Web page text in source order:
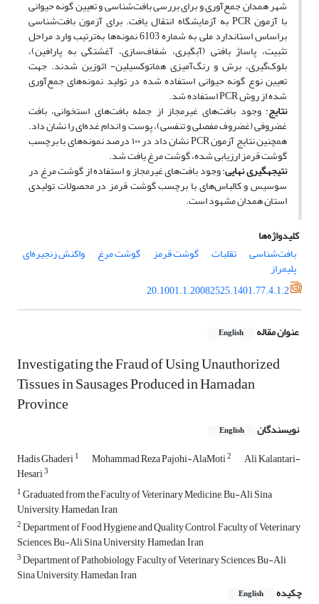
شهر همدان جمع‌آوری و برای بررسی بافت‌شناسی و تعیین گونه حیوانی
با آزمون PCR به آزمایشگاه انتقال یافت. برای آزمون بافت‌شناسی
براساس استاندارد ملی به شماره 6103 نمونه‌ها به‌ترتیب وارد مراحل
تثبیت، پاساژ بافتی (آبگیری، شفاف‌سازی، آغشتگی به پارافین)،
بلوک‌گیری، برش و رنگ‌آمیزی هماتوکسیلین- ائوزین شدند. جهت
تعیین نوع گونه حیوانی استفاده شده در تولید نمونه‌های جمع‌آوری
شده از روش PCR استفاده شد.
نتایج: وجود بافت‌های غیرمجاز از جمله بافت‌های استخوانی، بافت
غضروفی (غضروف مفصلی و تنفسی)، پوست و اندام غده‌ای را نشان داد.
همچنین نتایج آزمون PCR نشان داد در ۱۰۰ درصد نمونه‌های با برچسب
گوشت قرمز ارزیابی شده، گوشت مرغ یافت شد.
نتیجه­گیری نهایی: وجود بافت‌های غیرمجاز و استفاده از گوشت مرغ در
سوسیس و کالباس‌های با برچسب گوشت قرمز در محصولات تولیدی
استان همدان مشهود است.
کلیدواژه‌ها
بافت‌شناسی
تقلبات گوشت قرمز گوشت مرغ واکنش زنجیره‌ای
پلیمراز
20.1001.1.20082525.1401.77.4.1.2
عنوان مقاله English
Investigating the Fraud of Using Unauthorized
Tissues in Sausages Produced in Hamadan
Province
نویسندگان English
Hadis Ghaderi1 Mohammad Reza Pajohi-AlaMoti2 Ali Kalantari-
Hesari3
1Graduated from the Faculty of Veterinary Medicine, Bu-Ali Sina
University, Hamedan, Iran
2Department of Food Hygiene and Quality Control, Faculty of Veterinary
Sciences, Bu-Ali Sina University, Hamedan, Iran
3Department of Pathobiology, Faculty of Veterinary Sciences, Bu-Ali
Sina University, Hamedan, Iran
چکیده
English